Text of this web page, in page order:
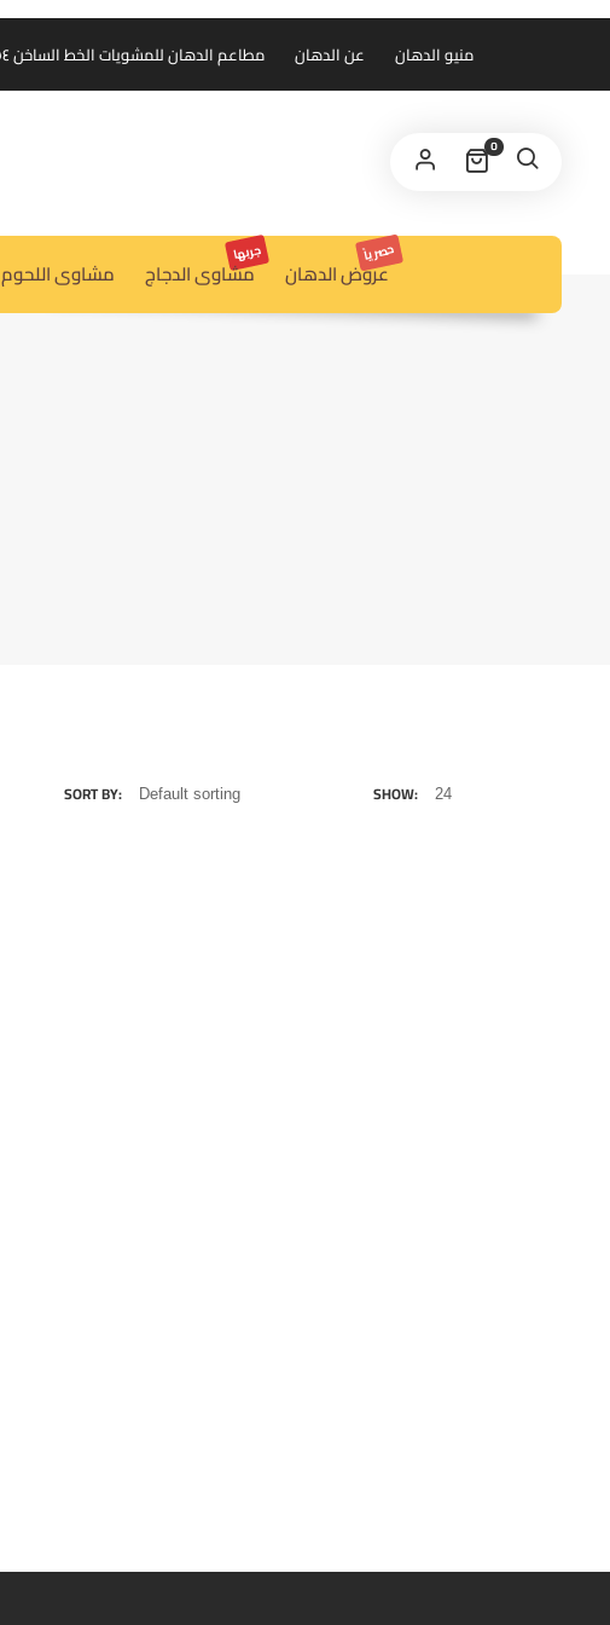
مطاعم الدهان للمشويات الخط الساخن ١٩٥٥٤ عن الدهان منيو الدهان
0
مشاوى اللحوم مشاوى الدجاج
جربها
عروض الدهان
حصرياً
SHOW:
SORT BY: